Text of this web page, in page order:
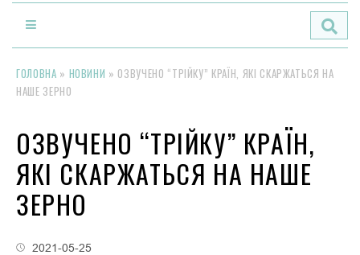
ГОЛОВНА » НОВИНИ » ОЗВУЧЕНО “ТРІЙКУ” КРАЇН, ЯКІ СКАРЖАТЬСЯ НА
НАШЕ ЗЕРНО
ОЗВУЧЕНО “ТРІЙКУ” КРАЇН,
ЯКІ СКАРЖАТЬСЯ НА НАШЕ
ЗЕРНО
2021-05-25